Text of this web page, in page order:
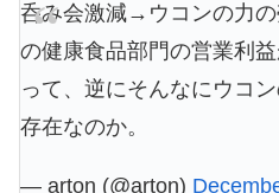
呑み会激減→ウコンの力
の健康食品部門の営業利
って、逆にそんなにウコ
存在なのか。
— arton (@arton)